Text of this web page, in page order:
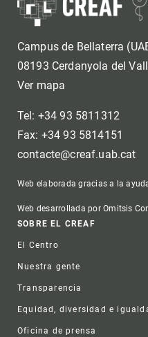
Campus de Bellaterra
08193 Cerdanyola del
Ver mapa
Tel: +34 93 5811312
Fax: +34 93 5814151
contacte@creaf.uab.cat
Web elaborada gracias a la
Web desarrollada por Omitsis
Footer
SOBRE EL CREAF
El Centro
Nuestra gente
Transparencia
Equidad, diversidad e
Oficina de prensa